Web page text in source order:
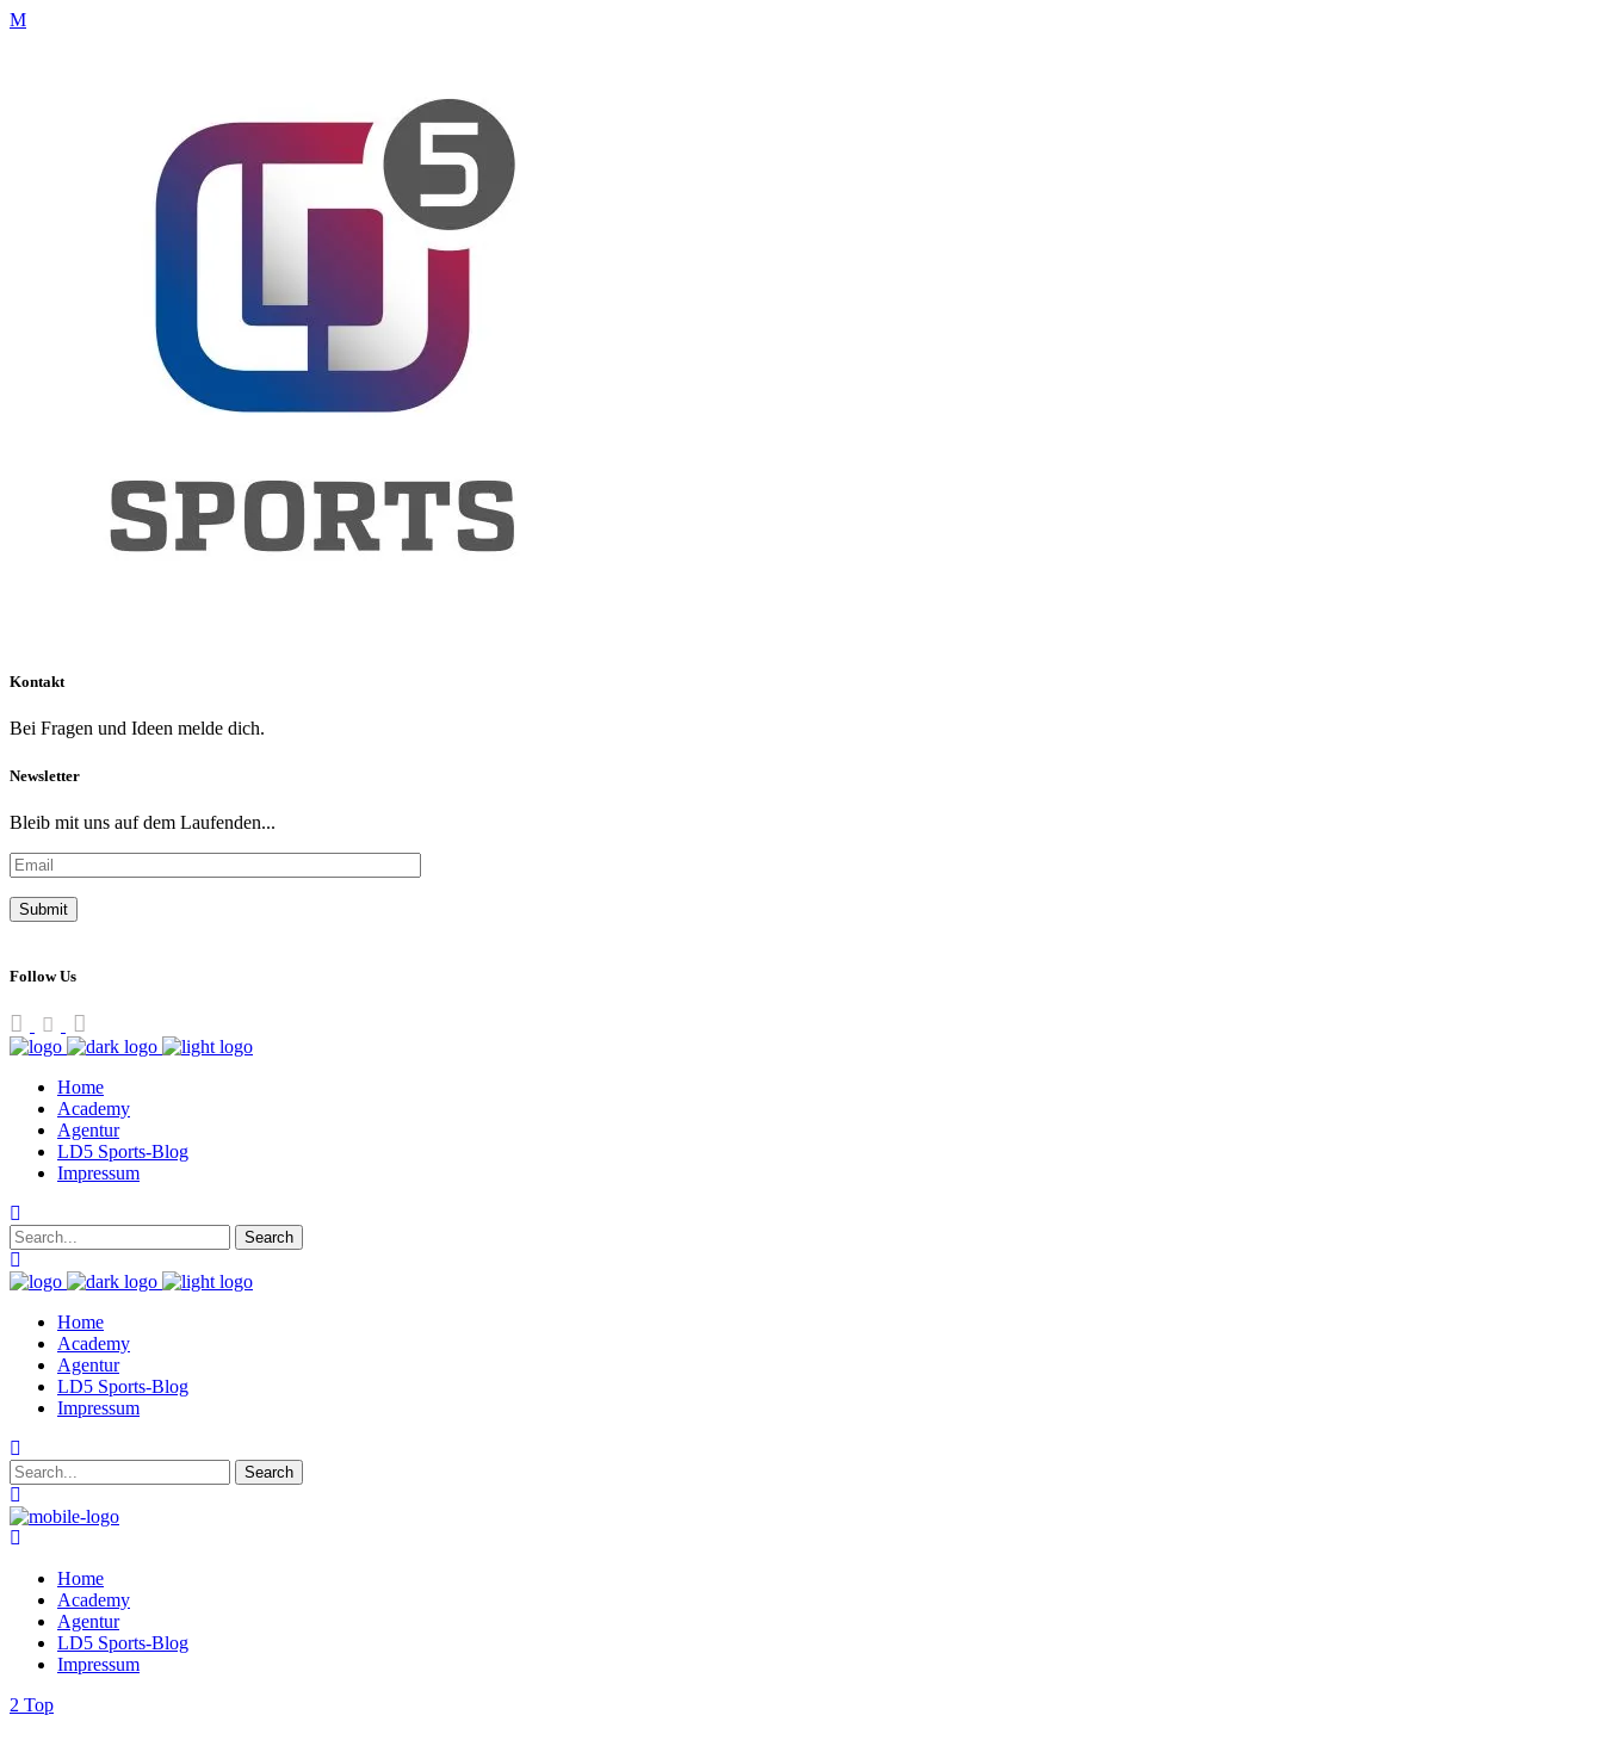
Kontakt
Bei Fragen und Ideen melde dich.
Newsletter
Bleib mit uns auf dem Laufenden...
Follow Us
Home
Academy
Agentur
LD5 Sports-Blog
Impressum
Home
Academy
Agentur
LD5 Sports-Blog
Impressum
Home
Academy
Agentur
LD5 Sports-Blog
Impressum
Top